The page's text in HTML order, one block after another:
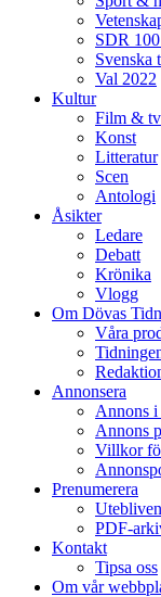
SDR
Svenska
Val 2022
Kultur
Film & tv
Konst
Litteratur
Scen
Antologi
Åsikter
Ledare
Debatt
Krönika
Vlogg
Om Dövas
Våra
Annonsera
Annons i
Annons
Villkor
Prenumerera
PDF-
Kontakt
Tipsa oss
Om vår